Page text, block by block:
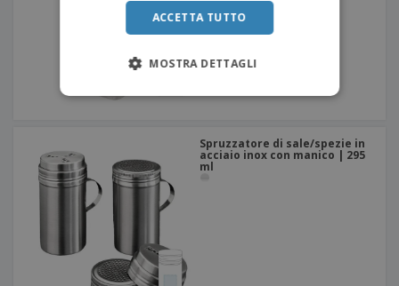
Spruzzatore di sale/spezie in
acciaio inox con manico | 295
ml
ACCETTA TUTTO
MOSTRA DETTAGLI